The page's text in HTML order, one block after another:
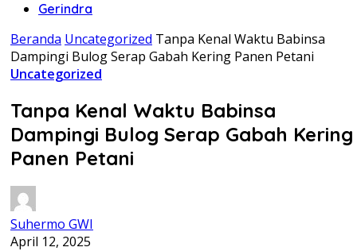
Gerindra
Beranda Uncategorized Tanpa Kenal Waktu Babinsa
Dampingi Bulog Serap Gabah Kering Panen Petani
Uncategorized
Tanpa Kenal Waktu Babinsa
Dampingi Bulog Serap Gabah Kering
Panen Petani
Suhermo GWI
April 12, 2025